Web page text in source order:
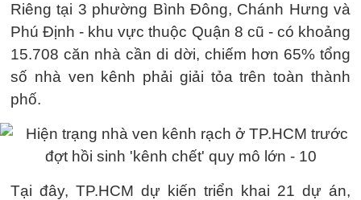
Riêng tại 3 phường Bình Đông, Chánh Hưng và
Phú Định - khu vực thuộc Quận 8 cũ - có khoảng
15.708 căn nhà cần di dời, chiếm hơn 65% tổng
số nhà ven kênh phải giải tỏa trên toàn thành
phố.
Tại đây, TP.HCM dự kiến triển khai 21 dự án,